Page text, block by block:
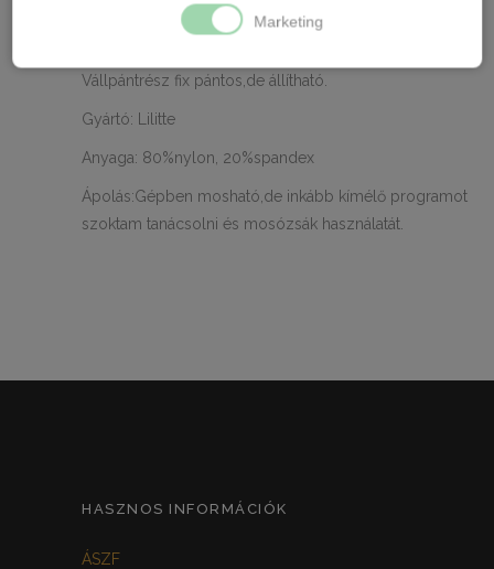
Vállpántrész fix pántos,de állítható.
Gyártó: Lilitte
Anyaga: 80%nylon, 20%spandex
Ápolás:Gépben mosható,de inkább kímélő programot
szoktam tanácsolni és mosózsák használatát.
HASZNOS INFORMÁCIÓK
ÁSZF
Marketing